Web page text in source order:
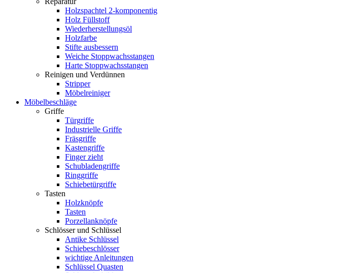
Holzspachtel 2-komponentig
Holz Füllstoff
Wiederherstellungsöl
Holzfarbe
Stifte ausbessern
Weiche Stoppwachsstangen
Harte Stoppwachsstangen
Reinigen und Verdünnen
Stripper
Möbelreiniger
Möbelbeschläge
Griffe
Türgriffe
Industrielle Griffe
Fräsgriffe
Kastengriffe
Finger zieht
Schubladengriffe
Ringgriffe
Schiebetürgriffe
Tasten
Holzknöpfe
Tasten
Porzellanknöpfe
Schlösser und Schlüssel
Antike Schlüssel
Schiebeschlösser
wichtige Anleitungen
Schlüssel Quasten